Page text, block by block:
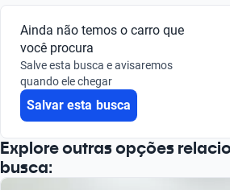
Busque por marca
Busque por modelo
Busque por versão
Ainda não temos o carro que
você procura
Salve esta busca e avisaremos
quando ele chegar
Salvar esta busca
Explore outras opções
busca: